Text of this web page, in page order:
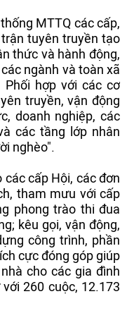
MTTQ các cấp,
tuyên truyền tạo
thức và hành động,
ngành và toàn xã
Phối hợp với các cơ
truyền, vận động
doanh nghiệp, các
các tầng lớp nhân
nghèo".
cấp Hội, các đơn
tham mưu với cấp
phong trào thi đua
kêu gọi, vận động,
công trình, phần
cực đóng góp giúp
cho các gia đình
260 cuộc, 12.173